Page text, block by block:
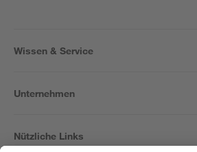
Wissen & Service
Unternehmen
Nützliche Links